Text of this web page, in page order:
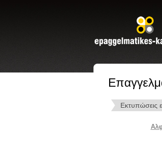
Εκτυπώσεις